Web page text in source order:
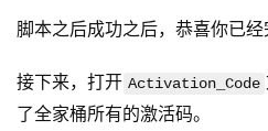
脚本之后成功之后，恭喜你已经
接下来，打开 Activation_Code
了全家桶所有的激活码。